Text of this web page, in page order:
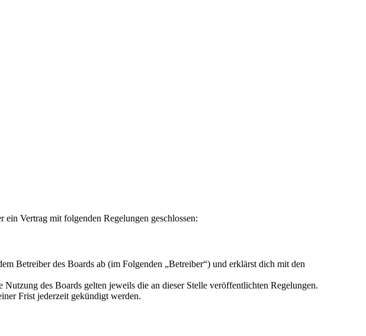
Vertrag mit folgenden Regelungen geschlossen:
Betreiber des Boards ab (im Folgenden „Betreiber“) und erklärst dich mit den
des Boards gelten jeweils die an dieser Stelle veröffentlichten Regelungen.
Frist jederzeit gekündigt werden.